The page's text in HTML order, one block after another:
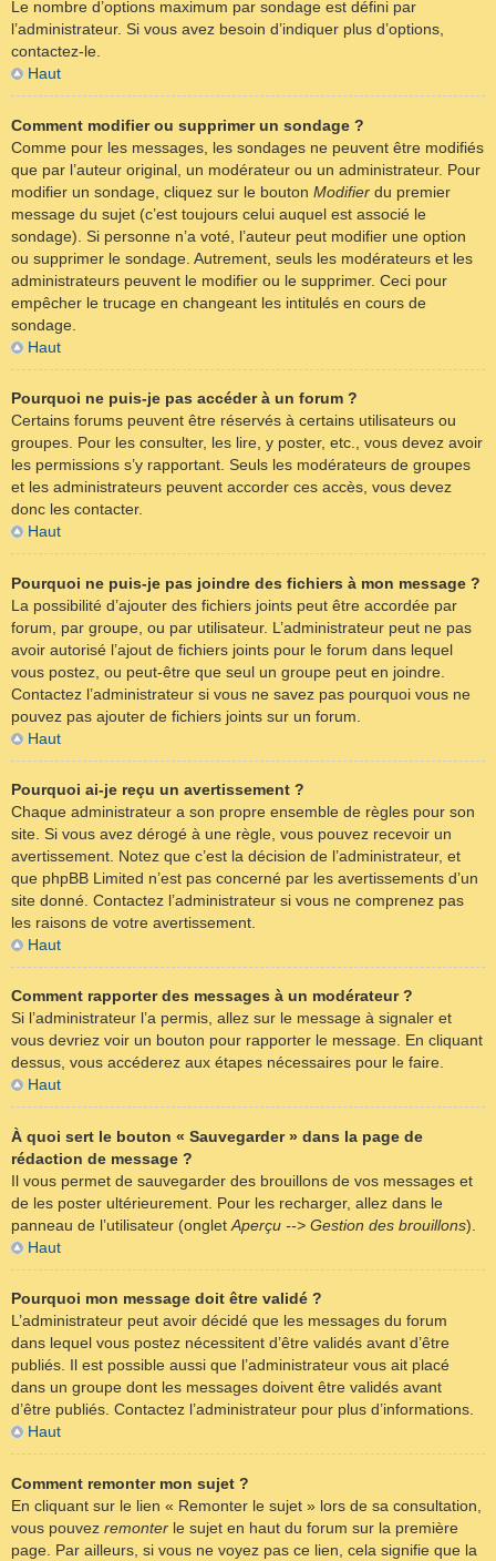
Le nombre d’options maximum par sondage est défini par
l’administrateur. Si vous avez besoin d’indiquer plus d’options,
contactez-le.
Haut
Comment modifier ou supprimer un sondage ?
Comme pour les messages, les sondages ne peuvent être modifiés
que par l’auteur original, un modérateur ou un administrateur. Pour
modifier un sondage, cliquez sur le bouton Modifier du premier
message du sujet (c’est toujours celui auquel est associé le
sondage). Si personne n’a voté, l’auteur peut modifier une option
ou supprimer le sondage. Autrement, seuls les modérateurs et les
administrateurs peuvent le modifier ou le supprimer. Ceci pour
empêcher le trucage en changeant les intitulés en cours de
sondage.
Haut
Pourquoi ne puis-je pas accéder à un forum ?
Certains forums peuvent être réservés à certains utilisateurs ou
groupes. Pour les consulter, les lire, y poster, etc., vous devez avoir
les permissions s’y rapportant. Seuls les modérateurs de groupes
et les administrateurs peuvent accorder ces accès, vous devez
donc les contacter.
Haut
Pourquoi ne puis-je pas joindre des fichiers à mon message ?
La possibilité d’ajouter des fichiers joints peut être accordée par
forum, par groupe, ou par utilisateur. L’administrateur peut ne pas
avoir autorisé l’ajout de fichiers joints pour le forum dans lequel
vous postez, ou peut-être que seul un groupe peut en joindre.
Contactez l’administrateur si vous ne savez pas pourquoi vous ne
pouvez pas ajouter de fichiers joints sur un forum.
Haut
Pourquoi ai-je reçu un avertissement ?
Chaque administrateur a son propre ensemble de règles pour son
site. Si vous avez dérogé à une règle, vous pouvez recevoir un
avertissement. Notez que c’est la décision de l’administrateur, et
que phpBB Limited n’est pas concerné par les avertissements d’un
site donné. Contactez l’administrateur si vous ne comprenez pas
les raisons de votre avertissement.
Haut
Comment rapporter des messages à un modérateur ?
Si l’administrateur l’a permis, allez sur le message à signaler et
vous devriez voir un bouton pour rapporter le message. En cliquant
dessus, vous accéderez aux étapes nécessaires pour le faire.
Haut
À quoi sert le bouton « Sauvegarder » dans la page de
rédaction de message ?
Il vous permet de sauvegarder des brouillons de vos messages et
de les poster ultérieurement. Pour les recharger, allez dans le
panneau de l’utilisateur (onglet Aperçu --> Gestion des brouillons).
Haut
Pourquoi mon message doit être validé ?
L’administrateur peut avoir décidé que les messages du forum
dans lequel vous postez nécessitent d’être validés avant d’être
publiés. Il est possible aussi que l’administrateur vous ait placé
dans un groupe dont les messages doivent être validés avant
d’être publiés. Contactez l’administrateur pour plus d’informations.
Haut
Comment remonter mon sujet ?
En cliquant sur le lien « Remonter le sujet » lors de sa consultation,
vous pouvez remonter le sujet en haut du forum sur la première
page. Par ailleurs, si vous ne voyez pas ce lien, cela signifie que la